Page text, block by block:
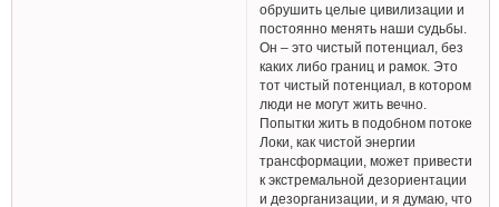
обрушить целые цивилизации и
постоянно менять наши судьбы.
Он – это чистый потенциал, без
каких либо границ и рамок. Это
тот чистый потенциал, в котором
люди не могут жить вечно.
Попытки жить в подобном потоке
Локи, как чистой энергии
трансформации, может привести
к экстремальной дезориентации
и дезорганизации, и я думаю, что